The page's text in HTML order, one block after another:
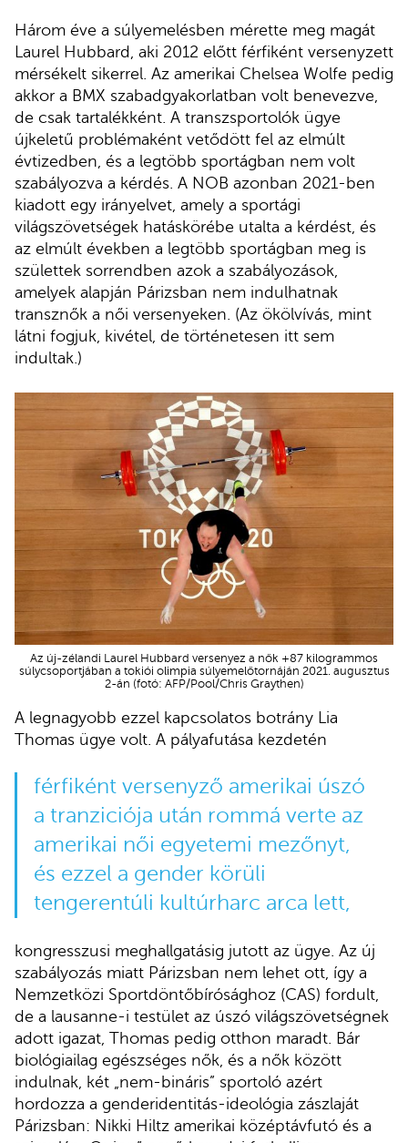
Három éve a súlyemelésben mérette meg magát
Laurel Hubbard, aki 2012 előtt férfiként versenyzett
mérsékelt sikerrel. Az amerikai Chelsea Wolfe pedig
akkor a BMX szabadgyakorlatban volt benevezve,
de csak tartalékként. A transzsportolók ügye
újkeletű problémaként vetődött fel az elmúlt
évtizedben, és a legtöbb sportágban nem volt
szabályozva a kérdés. A NOB azonban 2021-ben
kiadott egy irányelvet, amely a sportági
világszövetségek hatáskörébe utalta a kérdést, és
az elmúlt években a legtöbb sportágban meg is
születtek sorrendben azok a szabályozások,
amelyek alapján Párizsban nem indulhatnak
transznők a női versenyeken. (Az ökölvívás, mint
látni fogjuk, kivétel, de történetesen itt sem
indultak.)
Az új-zélandi Laurel Hubbard versenyez a nők +87 kilogrammos
súlycsoportjában a tokiói olimpia súlyemelőtornáján 2021. augusztus
2-án (fotó: AFP/Pool/Chris Graythen)
A legnagyobb ezzel kapcsolatos botrány Lia
Thomas ügye volt. A pályafutása kezdetén
férfiként versenyző amerikai úszó
a tranziciója után rommá verte az
amerikai női egyetemi mezőnyt,
és ezzel a gender körüli
tengerentúli kultúrharc arca lett,
kongresszusi meghallgatásig jutott az ügye. Az új
szabályozás miatt Párizsban nem lehet ott, így a
Nemzetközi Sportdöntőbírósághoz (CAS) fordult,
de a lausanne-i testület az úszó világszövetségnek
adott igazat, Thomas pedig otthon maradt. Bár
biológiailag egészséges nők, és a nők között
indulnak, két „nem-bináris” sportoló azért
hordozza a genderidentitás-ideológia zászlaját
Párizsban: Nikki Hiltz amerikai középtávfutó és a